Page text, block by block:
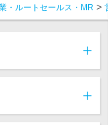
・ルートセールス・MR